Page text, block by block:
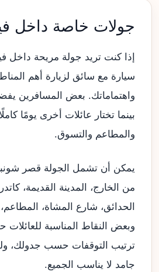
جولات خاصة داخل
إذا كنت تريد جولة مريحة داخل
سيارة مع سائق لزيارة أهم
واهتماماتك. بعض المسافرين
بينما تختار عائلات أخرى يومًا
والمطاعم والتسوق.
يمكن أن تشمل الجولة قصر
من الخارج، المدينة القديمة،
الحدائق، شارع المشاة،
وبعض النقاط المناسبة
ترتيب التوقفات حسب جدولك،
جامد لا يناسب الجميع.